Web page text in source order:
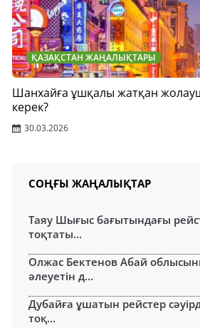
ҚАЗАҚСТАН ЖАҢАЛЫҚТАРЫ
Шанхайға ұшқалы жатқан
керек?
30.03.2026
СОҢҒЫ ЖАҢАЛЫҚТАР
Таяу Шығыс бағытындағы
тоқтаты...
Олжас Бектенов Абай
әлеуетін д...
Дубайға ұшатын рейстер
тоқ...